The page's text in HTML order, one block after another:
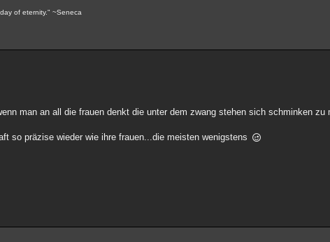
of eternity." ~Seneca
man an all die frauen denkt die unter dem zwang stehen sich schminken zu
so präzise wieder wie ihre frauen...die meisten wenigstens